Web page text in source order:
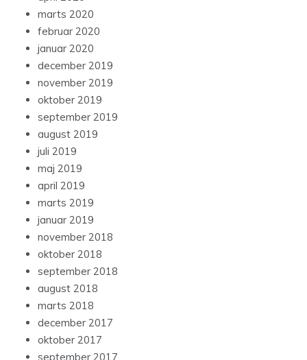
marts 2020
februar 2020
januar 2020
december 2019
november 2019
oktober 2019
september 2019
august 2019
juli 2019
maj 2019
april 2019
marts 2019
januar 2019
november 2018
oktober 2018
september 2018
august 2018
marts 2018
december 2017
oktober 2017
september 2017